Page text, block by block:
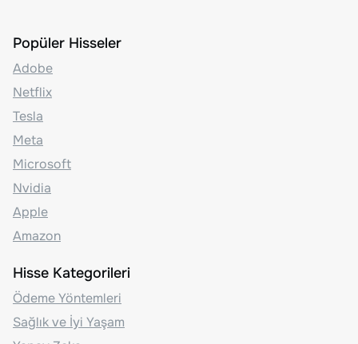
Popüler Hisseler
Adobe
Netflix
Tesla
Meta
Microsoft
Nvidia
Apple
Amazon
Hisse Kategorileri
Ödeme Yöntemleri
Sağlık ve İyi Yaşam